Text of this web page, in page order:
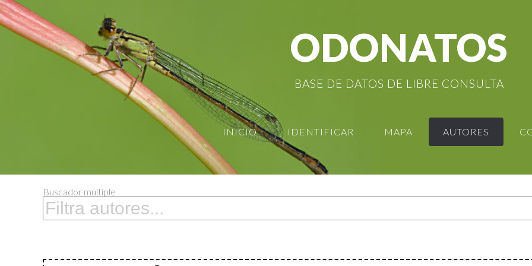
ODONATOS
BASE DE DATOS DE LIBRE CONSULTA
INICIO IDENTIFICAR MAPA AUTORES
Buscador múltiple